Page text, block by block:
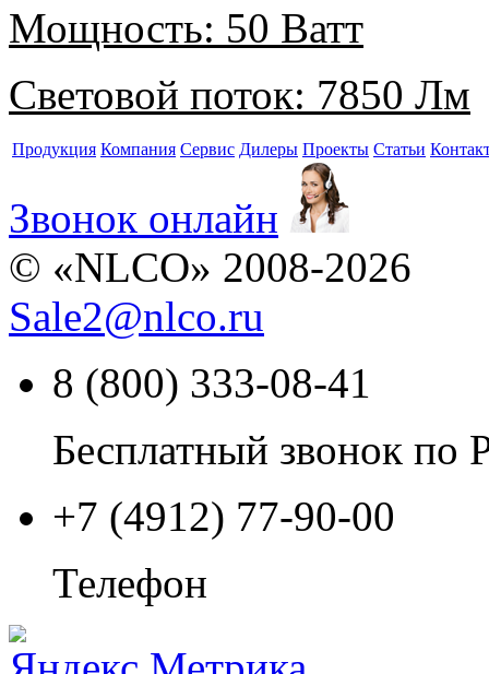
Мощность: 50 Ватт
Световой поток: 7850 Лм
Продукция Компания Сервис Дилеры Проекты Статьи
Звонок онлайн
© «NLCO» 2008-2026
Sale2@nlco.ru
8 (800) 333-08-41
Бесплатный звонок по
+7 (4912) 77-90-00
Телефон